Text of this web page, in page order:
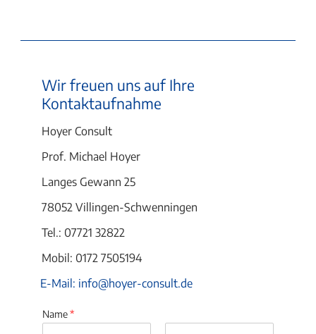
Wir freuen uns auf Ihre
Kontaktaufnahme
Hoyer Consult
Prof. Michael Hoyer
Langes Gewann 25
78052 Villingen-Schwenningen
Tel.: 07721 32822
Mobil: 0172 7505194
E-Mail: info@hoyer-consult.de
Name*